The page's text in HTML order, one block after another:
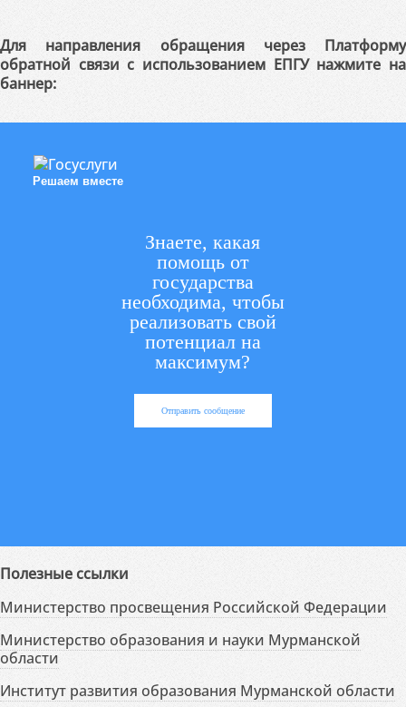
Для направления обращения через Платформу
обратной связи с использованием ЕПГУ нажмите на
баннер:
Решаем вместе
Знаете, какая
помощь от
государства
необходима, чтобы
реализовать свой
потенциал на
максимум?
Отправить сообщение
Полезные ссылки
Министерство просвещения Российской Федерации
Министерство образования и науки Мурманской
области
Институт развития образования Мурманской области